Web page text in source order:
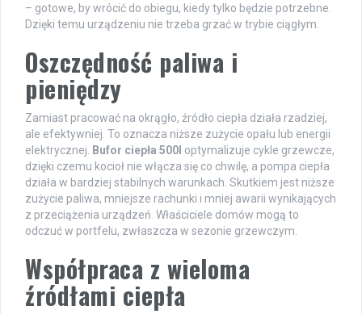
– gotowe, by wrócić do obiegu, kiedy tylko będzie potrzebne.
Dzięki temu urządzeniu nie trzeba grzać w trybie ciągłym.
Oszczędność paliwa i
pieniędzy
Zamiast pracować na okrągło, źródło ciepła działa rzadziej,
ale efektywniej. To oznacza niższe zużycie opału lub energii
elektrycznej. Bufor ciepła 500l optymalizuje cykle grzewcze,
dzięki czemu kocioł nie włącza się co chwilę, a pompa ciepła
działa w bardziej stabilnych warunkach. Skutkiem jest niższe
zużycie paliwa, mniejsze rachunki i mniej awarii wynikających
z przeciążenia urządzeń. Właściciele domów mogą to
odczuć w portfelu, zwłaszcza w sezonie grzewczym.
Współpraca z wieloma
źródłami ciepła